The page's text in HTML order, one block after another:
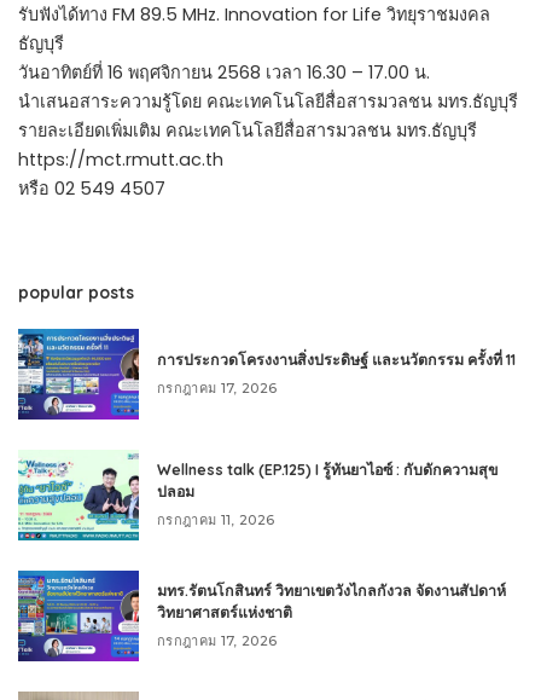
รับฟังได้ทาง FM 89.5 MHz. Innovation for Life วิทยุราชมงคล
ธัญบุรี
วันอาทิตย์ที่ 16 พฤศจิกายน 2568 เวลา 16.30 – 17.00 น.
นำเสนอสาระความรู้โดย คณะเทคโนโลยีสื่อสารมวลชน มทร.ธัญบุรี
รายละเอียดเพิ่มเติม คณะเทคโนโลยีสื่อสารมวลชน มทร.ธัญบุรี
https://mct.rmutt.ac.th
หรือ 02 549 4507
popular posts
การประกวดโครงงานสิ่งประดิษฐ์ และนวัตกรรม ครั้งที่ 11
กรกฎาคม 17, 2026
Wellness talk (EP.125) I รู้ทันยาไอซ์ : กับดักความสุข
ปลอม
กรกฎาคม 11, 2026
มทร.รัตนโกสินทร์ วิทยาเขตวังไกลกังวล จัดงานสัปดาห์
วิทยาศาสตร์แห่งชาติ
กรกฎาคม 17, 2026